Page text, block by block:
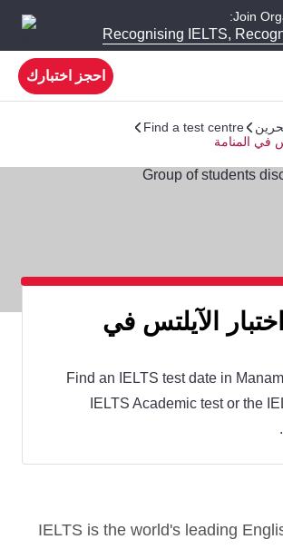
Join
Recognising IELTS,
احجز اختبارك
Find a test centre
في المنامة
الآيلتس في
Find an IELTS test date in
IELTS Academic test or the
IELTS is the world's leading